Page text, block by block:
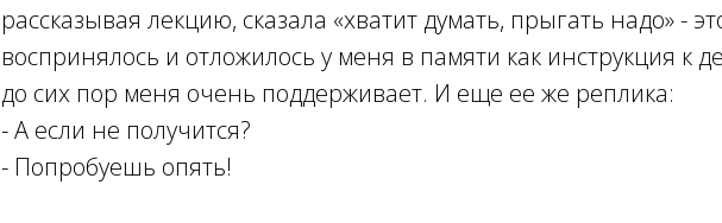
рассказывая лекцию, сказала «хватит думать, прыгать надо» -
воспринялось и отложилось у меня в памяти как инструкция к
до сих пор меня очень поддерживает. И еще ее же реплика:
- А если не получится?
- Попробуешь опять!